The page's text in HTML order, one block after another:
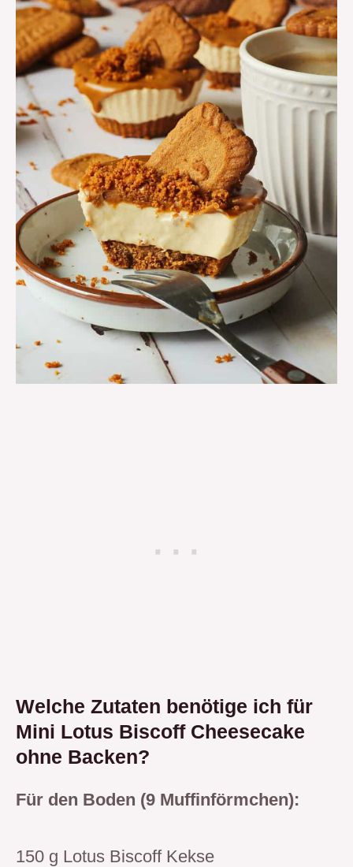
Welche Zutaten benötige ich für
Mini Lotus Biscoff Cheesecake
ohne Backen?
Für den Boden (9 Muffinförmchen):
150 g Lotus Biscoff Kekse